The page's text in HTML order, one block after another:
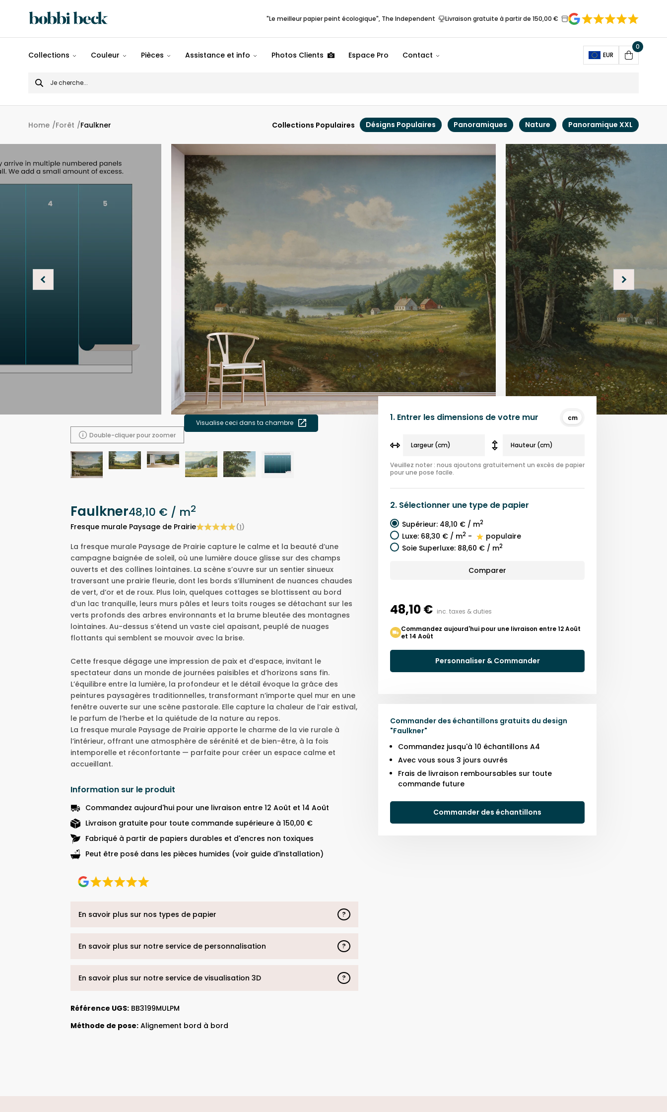
"Le meilleur papier peint écologique", The Independent Livraison gratuite à partir de 150,00 €
Populaires
Panoramiques
Collections Couleur Pièces Assistance et info Photos Clients Espace Pro Contact EUR
Open
Cart
0
Search
for
Home Forêt Faulkner Collections Populaires Désigns Populaires Panoramiques Nature Panoramique XXL
Double-cliquer pour zoomer
Visualise ceci dans ta chambre
Faulkner48,10 € / m2
Fresque murale Paysage de Prairie (1)
1. Entrer les dimensions de votre mur cm
Veuillez noter : nous ajoutons gratuitement un excès de papier
pour une pose facile.
2. Sélectionner une type de papier
Supérieur: 48,10 € / m2
Luxe: 68,30 € / m2 -
populaire
Soie Superluxe: 88,60 € / m2
Comparer
48,10 € inc. taxes & duties
Commandez aujourd'hui pour une livraison entre 12 Août
et 14 Août
Personnaliser & Commander
Commander des échantillons gratuits du design
"Faulkner"
Commandez jusqu'à 10 échantillons A4
Avec vous sous 3 jours ouvrés
Frais de livraison remboursables sur toute
commande future
Commander des échantillons
La fresque murale Paysage de Prairie capture le calme et la beauté d’une
campagne baignée de soleil, où une lumière douce glisse sur des champs
ouverts et des collines lointaines. La scène s’ouvre sur un sentier sinueux
traversant une prairie fleurie, dont les bords s’illuminent de nuances chaudes
de vert, d’or et de roux. Plus loin, quelques cottages se blottissent au bord
d’un lac tranquille, leurs murs pâles et leurs toits rouges se détachant sur les
verts profonds des arbres environnants et la brume bleutée des montagnes
lointaines. Au-dessus s’étend un vaste ciel apaisant, peuplé de nuages
flottants qui semblent se mouvoir avec la brise.
Cette fresque dégage une impression de paix et d’espace, invitant le
spectateur dans un monde de journées paisibles et d’horizons sans fin.
L’équilibre entre la lumière, la profondeur et le détail évoque la grâce des
peintures paysagères traditionnelles, transformant n’importe quel mur en une
fenêtre ouverte sur une scène pastorale. Elle capture la chaleur de l’air estival,
le parfum de l’herbe et la quiétude de la nature au repos.
La fresque murale Paysage de Prairie apporte le charme de la vie rurale à
l’intérieur, offrant une atmosphère de sérénité et de bien-être, à la fois
intemporelle et réconfortante — parfaite pour créer un espace calme et
accueillant.
Information sur le produit
Commandez aujourd'hui pour une livraison entre 12 Août et 14 Août
Livraison gratuite pour toute commande supérieure à 150,00 €
Fabriqué à partir de papiers durables et d'encres non toxiques
Peut être posé dans les pièces humides (voir guide d'installation)
En savoir plus sur nos types de papier ?
En savoir plus sur notre service de personnalisation ?
En savoir plus sur notre service de visualisation 3D ?
Référence UGS: BB3199MULPM
Méthode de pose: Alignement bord à bord